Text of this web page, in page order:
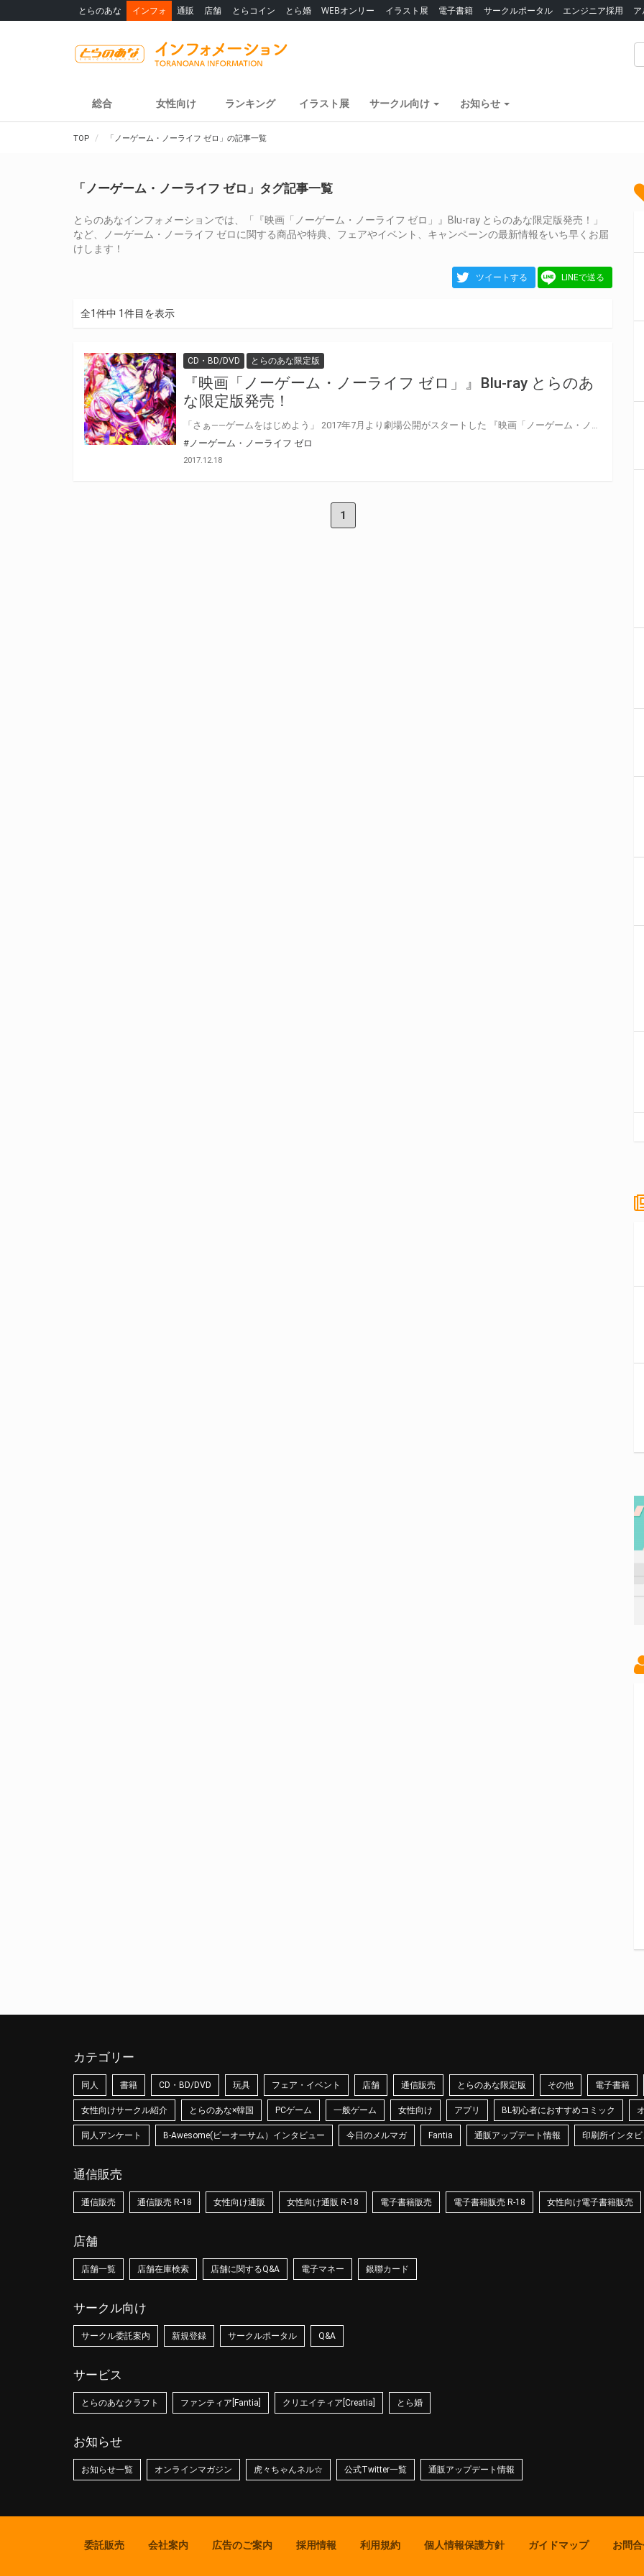
とらのあな インフォ 通販 店舗 とらコイン とら婚 WEBオンリー イラスト展 電子書籍 サークルポータル エンジニア採用
総合 女性向け ランキング イラスト展 サークル向け お知らせ
TOP 「ノーゲーム・ノーライフ ゼロ」の記事一覧
「ノーゲーム・ノーライフ ゼロ」タグ記事一覧
とらのあなインフォメーションでは、「『映画「ノーゲーム・ノーライフ ゼロ」』Blu-ray とらのあな限定版発売！」
など、ノーゲーム・ノーライフ ゼロに関する商品や特典、フェアやイベント、キャンペーンの最新情報をいち早くお届
けします！
ツイートする LINEで送る
全1件中 1件目を表示
CD・BD/DVD とらのあな限定版
『映画「ノーゲーム・ノーライフ ゼロ」』Blu-ray とらのあ
な限定版発売！
#ノーゲーム・ノーライフ ゼロ
2017.12.18
1
カテゴリー
同人 書籍 CD・BD/DVD 玩具 フェア・イベント 店舗 通信販売 とらのあな限定版 その他 電子書籍
女性向けサークル紹介 とらのあな×韓国 PCゲーム 一般ゲーム 女性向け アプリ BL初心者におすすめコミック
同人アンケート B-Awesome(ビーオーサム）インタビュー 今日のメルマガ Fantia 通販アップデート情報 印刷所インタ
通信販売
通信販売 通信販売 R-18 女性向け通販 女性向け通販 R-18 電子書籍販売 電子書籍販売 R-18 女性向け電子書籍販売
店舗
店舗一覧 店舗在庫検索 店舗に関するQ&A 電子マネー 銀聯カード
サークル向け
サークル委託案内 新規登録 サークルポータル Q&A
サービス
とらのあなクラフト ファンティア[Fantia] クリエイティア[Creatia] とら婚
お知らせ
お知らせ一覧 オンラインマガジン 虎々ちゃんネル☆ 公式Twitter一覧 通販アップデート情報
委託販売 会社案内 広告のご案内 採用情報 利用規約 個人情報保護方針 ガイドマップ お問